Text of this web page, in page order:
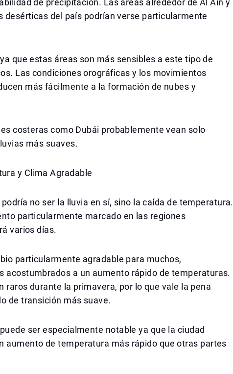
de precipitación. Las áreas alrededor de Al Ain y
desérticas del país podrían verse particularmente
que estas áreas son más sensibles a este tipo de
Las condiciones orográficas y los movimientos
más fácilmente a la formación de nubes y
costeras como Dubái probablemente vean solo
más suaves.
y Clima Agradable
no ser la lluvia en sí, sino la caída de temperatura.
particularmente marcado en las regiones
varios días.
particularmente agradable para muchos,
acostumbrados a un aumento rápido de temperaturas.
raros durante la primavera, por lo que vale la pena
de transición más suave.
ser especialmente notable ya que la ciudad
aumento de temperatura más rápido que otras partes